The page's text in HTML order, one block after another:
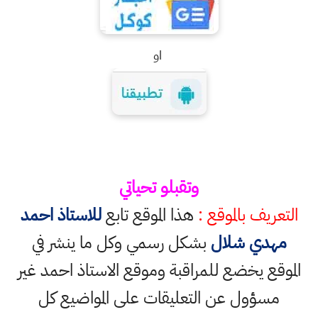
او
وتقبلو تحياتي
التعريف بالموقع : هذا الموقع تابعللاستاذ احمد
مهدي شلال بشكل رسمي وكل ما ينشر في
الموقع يخضع للمراقبة وموقع الاستاذ احمد غير
مسؤول عن التعليقات على المواضيع كل